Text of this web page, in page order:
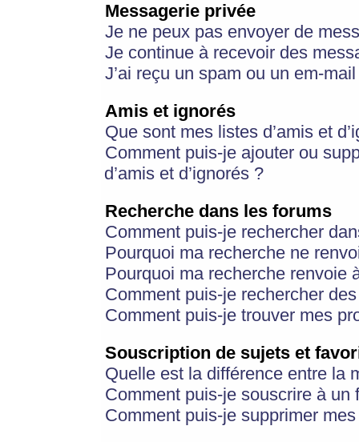
Messagerie privée
Je ne peux pas envoyer de
Je continue à recevoir des
J’ai reçu un spam ou un em-
Amis et ignorés
Que sont mes listes d’amis et
Comment puis-je ajouter ou
d’amis et d’ignorés ?
Recherche dans les forums
Comment puis-je rechercher
Pourquoi ma recherche ne
Pourquoi ma recherche renvoie
Comment puis-je rechercher
Comment puis-je trouver mes
Souscription de sujets et
Quelle est la différence entre la
Comment puis-je souscrire à
Comment puis-je supprimer